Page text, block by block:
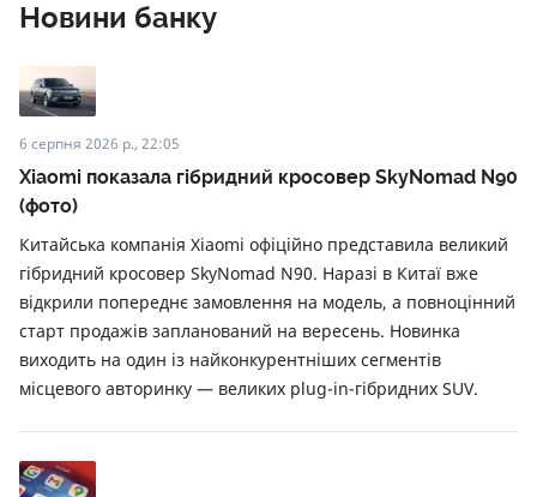
Новини банку
6 серпня 2026 р., 22:05
Xiaomi показала гібридний кросовер SkyNomad N90
(фото)
Китайська компанія Xiaomi офіційно представила великий
гібридний кросовер SkyNomad N90. Наразі в Китаї вже
відкрили попереднє замовлення на модель, а повноцінний
старт продажів запланований на вересень. Новинка
виходить на один із найконкурентніших сегментів
місцевого авторинку — великих plug-in-гібридних SUV.